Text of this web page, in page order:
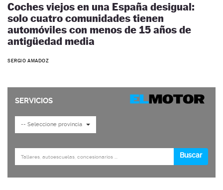
Coches viejos en una España desigual:
solo cuatro comunidades tienen
automóviles con menos de 15 años de
antigüedad media
SERGIO AMADOZ